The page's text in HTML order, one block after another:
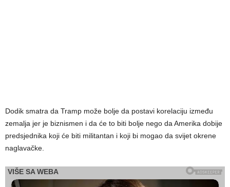
Dodik smatra da Tramp može bolje da postavi korelaciju između
zemalja jer je biznismen i da će to biti bolje nego da Amerika dobije
predsjednika koji će biti militantan i koji bi mogao da svijet okrene
naglavačke.